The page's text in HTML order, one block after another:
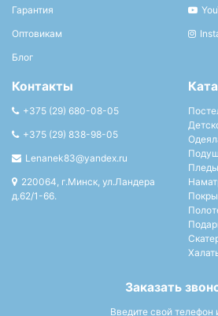
Гарантия
Оптовикам
Блог
Контакты
+375 (29) 680-08-05
+375 (29) 838-98-05
Lenanek83@yandex.ru
220064, г.Минск, ул.Ландера
д.62/1-66.
Пледы
Заказать
Введите свой телефон